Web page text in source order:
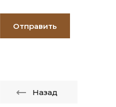
Отправить
Назад